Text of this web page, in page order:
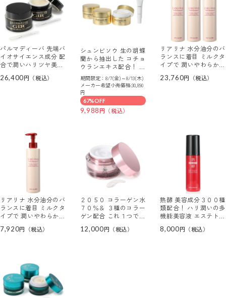
パルマディーバ 先端バ
イオサイエンス成分 配
合で潤いハリツヤ美肌
透！ ゴージャス オー
26,400
シュンビソウ 生の胡蝶
蘭から抽出した コチョ
ウランエキス配合！ ツ
ヤ肌＆肌引き締めを追
求 プレミアム エッセ
ンスＥＸ ３個特別セッ
ト
期間限定：8/7(金)～8/13(木)
メーカー希望小売価格:30,890
円
67%OFF
9,988
リアリナ 水分油分のバ
ランスに着目 ミルクタ
イプで 潤いやわらか肌
ッド オールインワンミ
23,760
リアリナ 水分油分のバ
ランスに着目 ミルクタ
イプで 潤いやわらか肌
ッド オールインワンミ
7,920
２０５０ コラーゲン水
７０％＆ ３種のコラー
ゲン配合 これ１つでハ
ンドクリーム （オール
12,000
熟酵 美容成分３００種
類配合！ ハリ潤いの多
機能美容液 エステトリ
ワンセラム
8,000